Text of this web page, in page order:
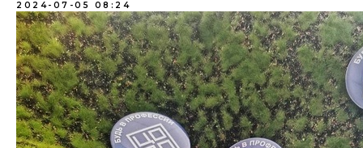
2024-07-05 08:24